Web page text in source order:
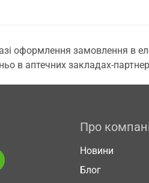
оформлення замовлення в
в аптечних закладах-
Про
Новини
Блог